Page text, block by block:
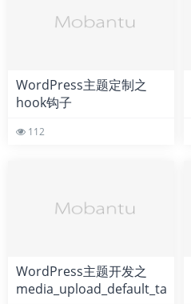
WordPress主题定制之
hook钩子
的调用教程
112
WordPress主题开发之
media_upload_default_tab